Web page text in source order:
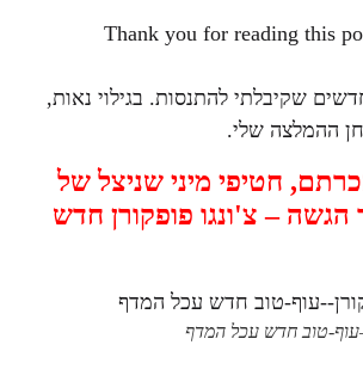
Thank you for reading this
שקיבלתי להתנסות. בגילוי נאות,
ההמלצה שלי.
חטיפי מיני שניצל של
– צ'ונגו פופקורן חדש
טוב חדש עכל המדף